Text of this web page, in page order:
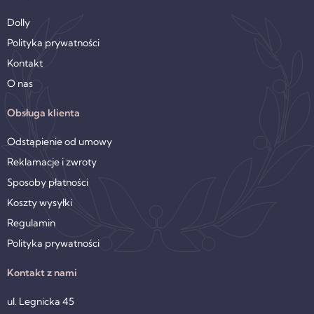
Dolly
Polityka prywatności
Kontakt
O nas
Obsługa klienta
Odstąpienie od umowy
Reklamacje i zwroty
Sposoby płatności
Koszty wysyłki
Regulamin
Polityka prywatności
Kontakt z nami
ul. Legnicka 45